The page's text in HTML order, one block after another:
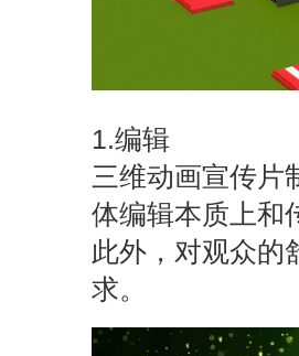
1.编辑
三维动画宣传片
体编辑本质上和
此外，对观众的
求。